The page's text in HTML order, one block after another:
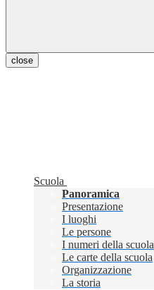
close
Scuola
Panoramica
Presentazione
I luoghi
Le persone
I numeri della scuola
Le carte della scuola
Organizzazione
La storia